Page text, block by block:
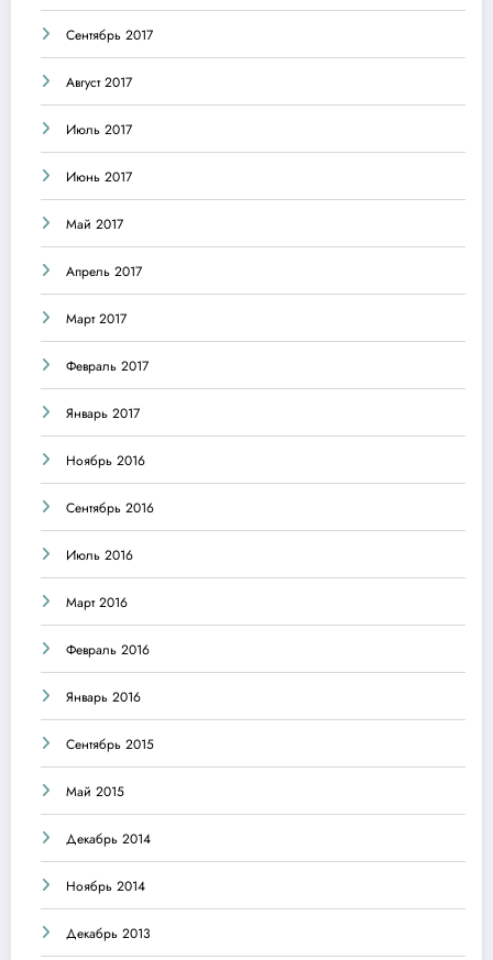
Сентябрь 2017
Август 2017
Июль 2017
Июнь 2017
Май 2017
Апрель 2017
Март 2017
Февраль 2017
Январь 2017
Ноябрь 2016
Сентябрь 2016
Июль 2016
Март 2016
Февраль 2016
Январь 2016
Сентябрь 2015
Май 2015
Декабрь 2014
Ноябрь 2014
Декабрь 2013